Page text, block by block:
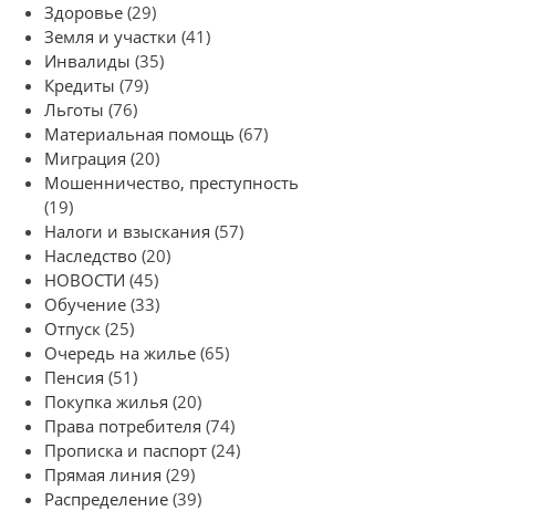
Здоровье (29)
Земля и участки (41)
Инвалиды (35)
Кредиты (79)
Льготы (76)
Материальная помощь (67)
Миграция (20)
Мошенничество, преступность
(19)
Налоги и взыскания (57)
Наследство (20)
НОВОСТИ (45)
Обучение (33)
Отпуск (25)
Очередь на жилье (65)
Пенсия (51)
Покупка жилья (20)
Права потребителя (74)
Прописка и паспорт (24)
Прямая линия (29)
Распределение (39)